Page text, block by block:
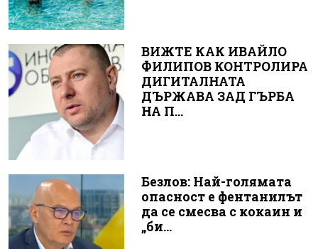
ВИЖТЕ КАК ИВАЙЛО
ФИЛИПОВ КОНТРОЛИРА
ДИГИТАЛНАТА
ДЪРЖАВА ЗАД ГЪРБА
НА П...
Безлов: Най-голямата
опасност е фентанилът
да се смесва с кокаин и
„би...